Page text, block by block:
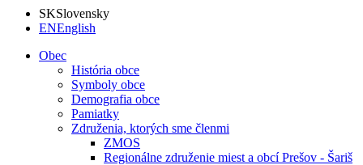
SKSlovensky
ENEnglish
Obec
História obce
Symboly obce
Demografia obce
Pamiatky
Združenia, ktorých sme členmi
ZMOS
Regionálne združenie miest a obcí Prešov - Šariš